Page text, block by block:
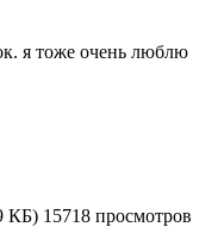
я тоже очень люблю
КБ) 15718 просмотров